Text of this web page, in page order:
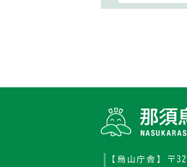
【烏山庁舎】 〒